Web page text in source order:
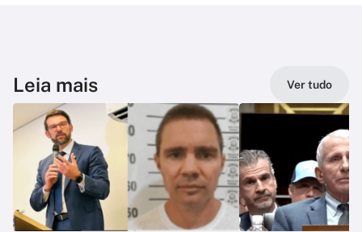
Leia mais Ver tudo